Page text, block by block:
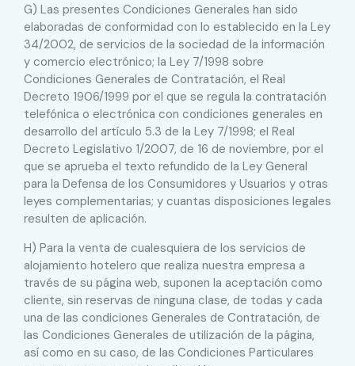
G) Las presentes Condiciones Generales han sido
elaboradas de conformidad con lo establecido en la Ley
34/2002, de servicios de la sociedad de la información
y comercio electrónico; la Ley 7/1998 sobre
Condiciones Generales de Contratación, el Real
Decreto 1906/1999 por el que se regula la contratación
telefónica o electrónica con condiciones generales en
desarrollo del artículo 5.3 de la Ley 7/1998; el Real
Decreto Legislativo 1/2007, de 16 de noviembre, por el
que se aprueba el texto refundido de la Ley General
para la Defensa de los Consumidores y Usuarios y otras
leyes complementarias; y cuantas disposiciones legales
resulten de aplicación.
H) Para la venta de cualesquiera de los servicios de
alojamiento hotelero que realiza nuestra empresa a
través de su página web, suponen la aceptación como
cliente, sin reservas de ninguna clase, de todas y cada
una de las condiciones Generales de Contratación, de
las Condiciones Generales de utilización de la página,
así como en su caso, de las Condiciones Particulares